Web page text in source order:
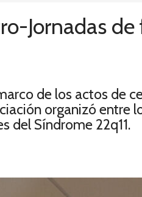
Jornadas
de los actos de
organizó entre
del Síndrome 22q11.